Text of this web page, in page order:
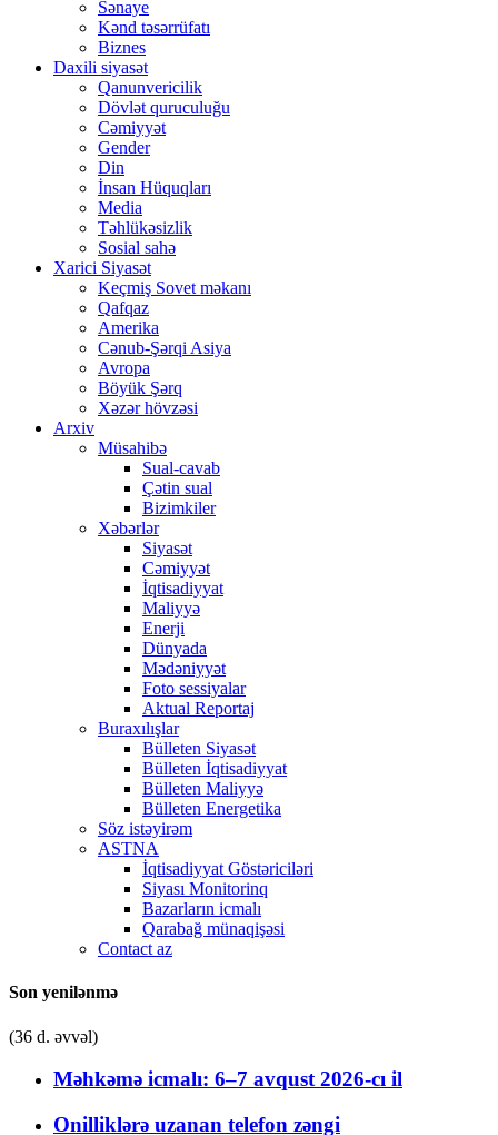
Sənaye
Kənd təsərrüfatı
Biznes
Daxili siyasət
Qanunvericilik
Dövlət quruculuğu
Cəmiyyət
Gender
Din
İnsan Hüquqları
Media
Təhlükəsizlik
Sosial sahə
Xarici Siyasət
Keçmiş Sovet məkanı
Qafqaz
Amerika
Cənub-Şərqi Asiya
Avropa
Böyük Şərq
Xəzər hövzəsi
Arxiv
Müsahibə
Sual-cavab
Çətin sual
Bizimkiler
Xəbərlər
Siyasət
Cəmiyyət
İqtisadiyyat
Maliyyə
Enerji
Dünyada
Mədəniyyət
Foto sessiyalar
Aktual Reportaj
Buraxılışlar
Bülleten Siyasət
Bülleten İqtisadiyyat
Bülleten Maliyyə
Bülleten Energetika
Söz istəyirəm
ASTNA
İqtisadiyyat Göstəriciləri
Siyası Monitorinq
Bazarların icmalı
Qarabağ münaqişəsi
Contact az
Son yenilənmə
(36 d. əvvəl)
Məhkəmə icmalı: 6–7 avqust 2026-cı il
Onilliklərə uzanan telefon zəngi